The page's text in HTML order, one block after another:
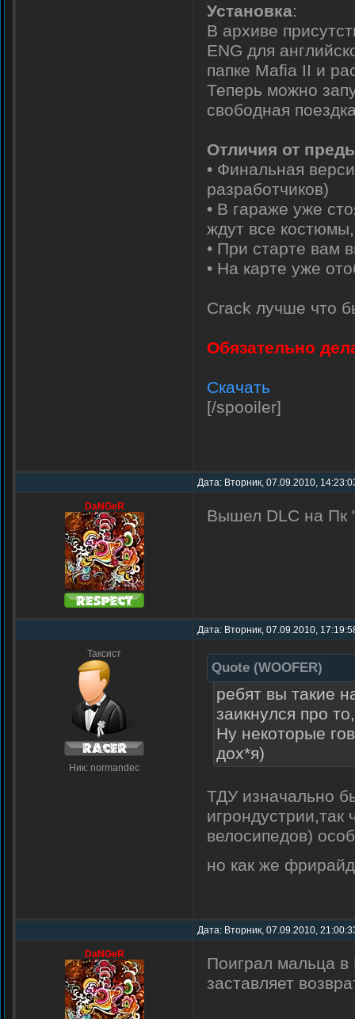
Установка:
В архиве
ENG для
папке Mafia II и
Теперь можно
свободная
Отличия от
• Финальная
разработчиков)
• В гараже уже
ждут все
• При старте вам
• На карте уже
Crack лучше что
Обязательно
Скачать
[/spooiler]
Дата: Вторник, 07.09.2010,
DaNGeR
Вышел DLC на Пк
Дата: Вторник, 07.09.2010,
Таксист
Ник: normandec
Quote (WOOFER)
ребят вы такие
заикнулся про
Ну некоторые
дох*я)
ТДУ изначально
игрондустрии,так
велосипедов)
но как же
Дата: Вторник, 07.09.2010,
DaNGeR
Поиграл мальца в
заставляет